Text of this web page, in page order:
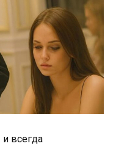
и всегда